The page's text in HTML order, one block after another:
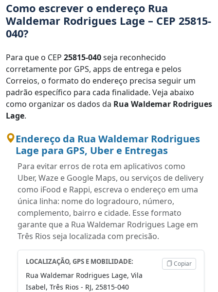
Como escrever o endereço Rua
Waldemar Rodrigues Lage – CEP 25815-
040?
Para que o CEP 25815-040seja reconhecido
corretamente por GPS, apps de entrega e pelos
Correios, o formato do endereço precisa seguir um
padrão específico para cada finalidade. Veja abaixo
como organizar os dados da Rua Waldemar Rodrigues
Lage.
Endereço da Rua Waldemar Rodrigues
Lage para GPS, Uber e Entregas
Para evitar erros de rota em aplicativos como
Uber, Waze e Google Maps, ou serviços de delivery
como iFood e Rappi, escreva o endereço em uma
única linha: nome do logradouro, número,
complemento, bairro e cidade. Esse formato
garante que a Rua Waldemar Rodrigues Lage em
Três Rios seja localizada com precisão.
LOCALIZAÇÃO, GPS E MOBILIDADE:
Rua Waldemar Rodrigues Lage, Vila
Isabel, Três Rios - RJ, 25815-040
Copiar